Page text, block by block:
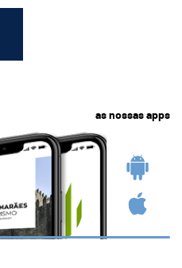
as nossas apps